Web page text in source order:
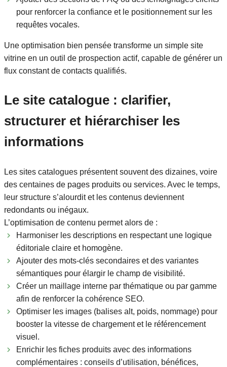
pour renforcer la confiance et le positionnement sur les
requêtes vocales.
Une optimisation bien pensée transforme un simple site
vitrine en un outil de prospection actif, capable de générer un
flux constant de contacts qualifiés.
Le site catalogue : clarifier,
structurer et hiérarchiser les
informations
Les sites catalogues présentent souvent des dizaines, voire
des centaines de pages produits ou services. Avec le temps,
leur structure s’alourdit et les contenus deviennent
redondants ou inégaux.
L’optimisation de contenu permet alors de :
Harmoniser les descriptions en respectant une logique
éditoriale claire et homogène.
Ajouter des mots-clés secondaires et des variantes
sémantiques pour élargir le champ de visibilité.
Créer un maillage interne par thématique ou par gamme
afin de renforcer la cohérence SEO.
Optimiser les images (balises alt, poids, nommage) pour
booster la vitesse de chargement et le référencement
visuel.
Enrichir les fiches produits avec des informations
complémentaires : conseils d’utilisation, bénéfices,